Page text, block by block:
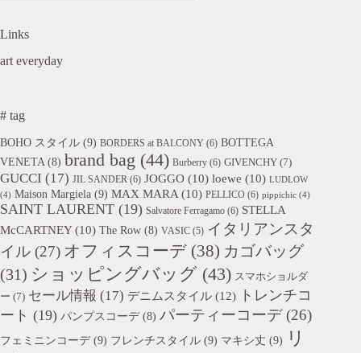
Links
art everyday
# tag
BOHO スタイル (9) BORDERS at BALCONY (6) BOTTEGA
VENETA(8) brand bag (44) Burberry (6) GIVENCHY (7)
GUCCI (17) JIL SANDER (6) JOGGO (10) loewe (10) LUDLOW
(4) Maison Margiela (9) MAX MARA (10) PELLICO (6) pippichic (4)
SAINT LAURENT (19) Salvatore Ferragamo (6) STELLA
McCARTNEY(10) The Row (8) VASIC (5) イタリアンスタ
イル (27) オフィスコーデ (38) カゴバッグ
(31) ショッピングバッグ (43) スマホショルダ
ー (7) セール情報 (17) デニムスタイル (12)
トレンチコ
ート (19) パンプスコーデ(8) パーティーコーデ(26)
フェミニンコーデ(9) フレンチスタイル (9) マキシ丈 (9)
リ